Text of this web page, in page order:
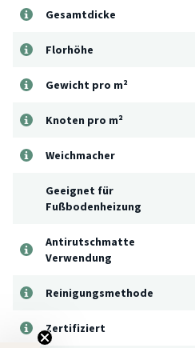
Gesamtdicke
Florhöhe
Gewicht pro m²
Knoten pro m²
Weichmacher
Geeignet für
Fußbodenheizung
Antirutschmatte
Verwendung
Reinigungsmethode
Zertifiziert